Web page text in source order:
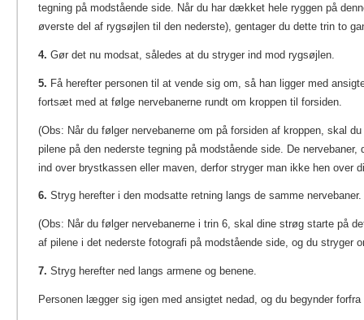
tegning på modstående side. Når du har dækket hele ryggen på
øverste del af rygsøjlen til den nederste), gentager du dette trin to
4. Gør det nu modsat, således at du stryger ind mod rygsøjlen.
5. Få herefter personen til at vende sig om, så han ligger med
fortsæt med at følge nervebanerne rundt om kroppen til forsiden.
(Obs: Når du følger nervebanerne om på forsiden af kroppen, skal
pilene på den nederste tegning på modstående side. De
ind over brystkassen eller maven, derfor stryger man ikke hen over
6. Stryg herefter i den modsatte retning langs de samme nervebaner.
(Obs: Når du følger nervebanerne i trin 6, skal dine strøg starte på
af pilene i det nederste fotografi på modstående side, og du stryger
7. Stryg herefter ned langs armene og benene.
Personen lægger sig igen med ansigtet nedad, og du begynder